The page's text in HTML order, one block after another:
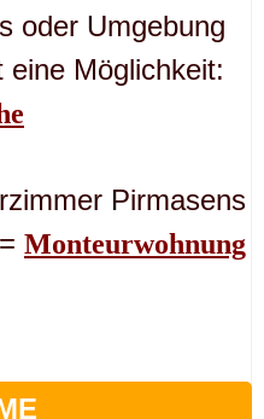
oder Umgebung
Möglichkeit:
Pirmasens
Monteurwohnung